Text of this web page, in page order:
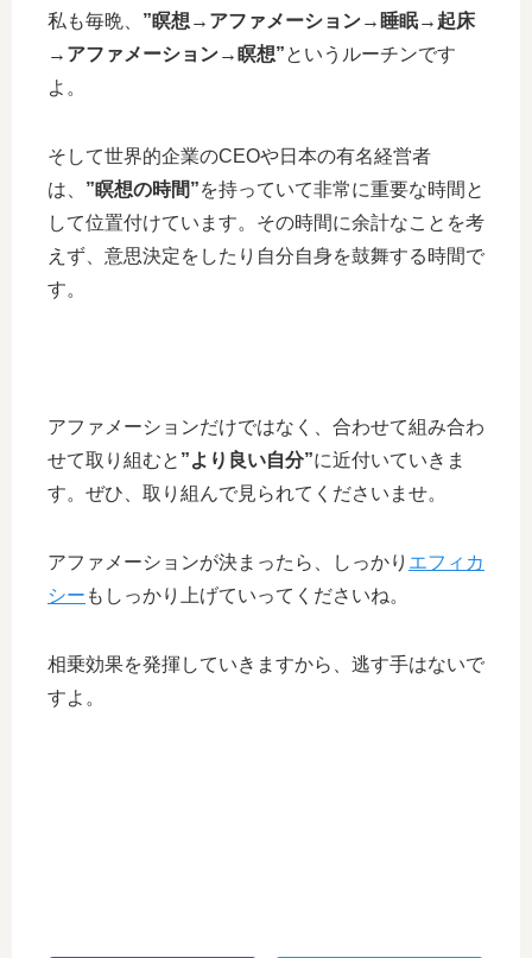
私も毎晩、 ”瞑想→アファメーション→睡眠→起床
→アファメーション→瞑想”というルーチンです
よ。
そして世界的企業のCEOや日本の有名経営者
は、 ”瞑想の時間”を持っていて非常に重要な時間と
して位置付けています。その時間に余計なことを考
えず、意思決定をしたり自分自身を鼓舞する時間で
す。
アファメーションだけではなく、合わせて組み合わ
せて取り組むと ”より良い自分”に近付いていきま
す。ぜひ、取り組んで見られてくださいませ。
アファメーションが決まったら、しっかり エフィカ
シー もしっかり上げていってくださいね。
相乗効果を発揮していきますから、逃す手はないで
すよ。